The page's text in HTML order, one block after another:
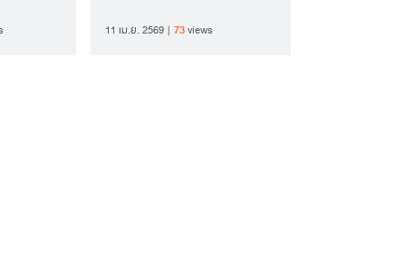
11 เม.ย. 2569 73views